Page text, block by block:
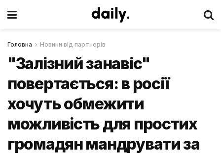
Головна Новини від партнерів
"Залізний занавіс"
повертається: в росії
хочуть обмежити
можливість для простих
громадян мандрувати за